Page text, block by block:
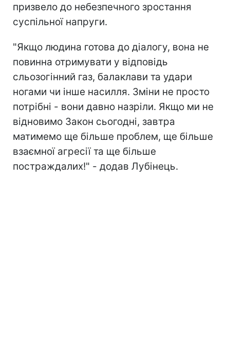
призвело до небезпечного зростання
суспільної напруги.
"Якщо людина готова до діалогу, вона не
повинна отримувати у відповідь
сльозогінний газ, балаклави та удари
ногами чи інше насилля. Зміни не просто
потрібні - вони давно назріли. Якщо ми не
відновимо Закон сьогодні, завтра
матимемо ще більше проблем, ще більше
взаємної агресії та ще більше
постраждалих!" - додав Лубінець.